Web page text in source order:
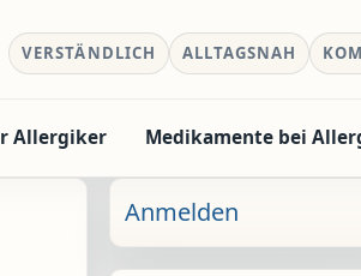
VERSTÄNDLICH ALLTAGSNAH
Allergiker Medikamente bei
Anmelden